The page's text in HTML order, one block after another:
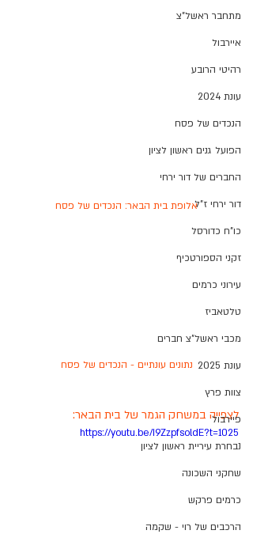
מתחבר ראשל"צ
איירבול
רהיטי הרובע
עונת 2024
הנכדים של פסח
הפועל גנים ראשון לציון
החברים של דור ירחי
דור ירחי ז"ל
כו"ח כדורסל
זקני הספורטכיף
עירוני כרמים
טלטאביז
מכבי ראשל"צ חברים
עונת 2025
צוות פרץ
פיירבול
נבחרת עיריית ראשון לציון
שחקני השכונה
כרמים פרקש
הרכבים של רוי - שקמה
אלופת בית הבאר: הנכדים של פסח
נתונים עונתיים - הנכדים של פסח
לצפייה במשחק הגמר של בית הבאר:
https://youtu.be/I9ZzpfsoldE?t=1025